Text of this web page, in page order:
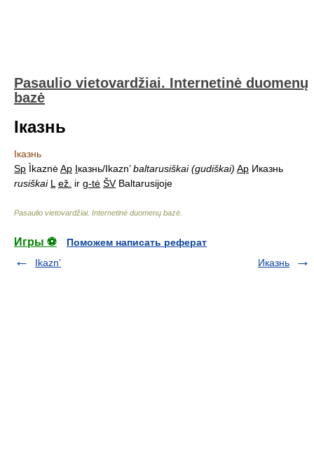
Pasaulio vietovardžiai. Internetinė duomenų
bazė
Іказнь
Іказнь
Sp ÌkaznėAp Іказнь/Ikazn’baltarusiškai (gudiškai) Ap Иказнь
rusiškai L ež. ir g-tė ŠVBaltarusijoje
Pasaulio vietovardžiai. Internetinė duomenų bazė
Игры ⚽
Поможем написать реферат
Ikazn’
Иказнь